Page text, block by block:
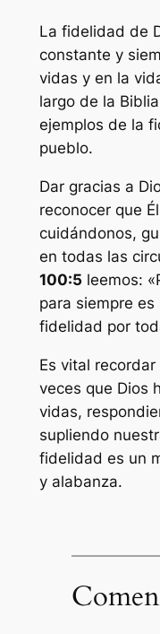
La fidelidad de
constante y
vidas y en la
largo de la
ejemplos de la
pueblo.
Dar gracias a
reconocer que
cuidándonos,
en todas las
100:5 leemos:
para siempre
fidelidad por
Es vital
veces que Dios
vidas,
supliendo
fidelidad es un
y alabanza.